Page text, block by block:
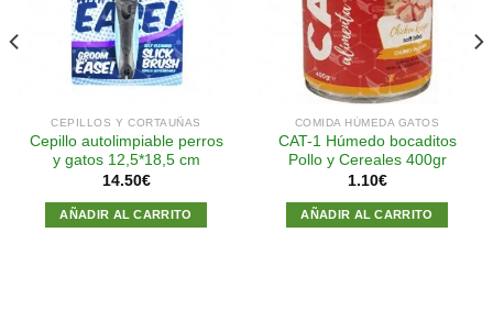
lista de
deseos
CEPILLOS Y CORTAUÑAS
Cepillo autolimpiable perros
y gatos 12,5*18,5 cm
14.50€
AÑADIR AL CARRITO
lista de
deseos
COMIDA HÚMEDA GATOS
CAT-1 Húmedo bocaditos
Pollo y Cereales 400gr
1.10€
AÑADIR AL CARRITO